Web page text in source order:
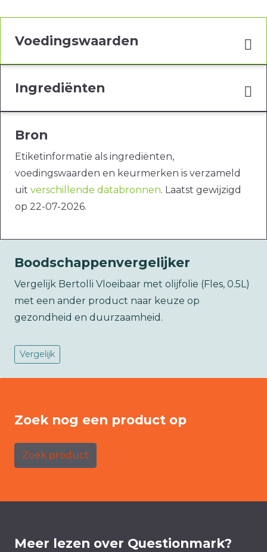
Voedingswaarden
Ingrediënten
Bron
Etiketinformatie als ingrediënten,
voedingswaarden en keurmerken is verzameld
uit verschillende databronnen. Laatst gewijzigd
op 22-07-2026.
Boodschappenvergelijker
Vergelijk Bertolli Vloeibaar met olijfolie (Fles, 0.5L)
met een ander product naar keuze op
gezondheid en duurzaamheid.
Vergelijk
Zoek nog een product op
Zoek product
Meer lezen over Questionmark?